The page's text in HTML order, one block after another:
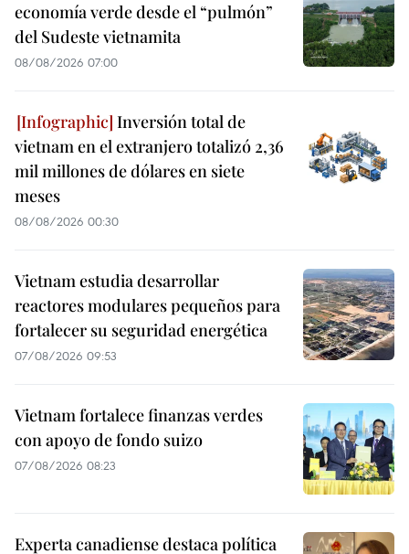
economía verde desde el “pulmón”
del Sudeste vietnamita
08/08/2026 07:00
Inversión total de
vietnam en el extranjero totalizó 2,36
mil millones de dólares en siete
meses
08/08/2026 00:30
Vietnam estudia desarrollar
reactores modulares pequeños para
fortalecer su seguridad energética
07/08/2026 09:53
Vietnam fortalece finanzas verdes
con apoyo de fondo suizo
07/08/2026 08:23
Experta canadiense destaca política